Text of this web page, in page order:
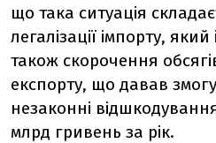
що така ситуація
легалізації імпорту,
також скорочення
експорту, що давав
незаконні
млрд гривень за рік.